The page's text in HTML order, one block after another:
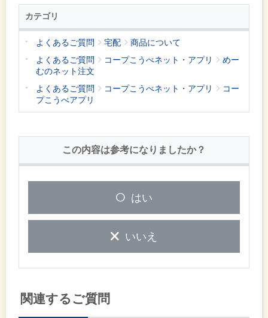
カテゴリ
よくあるご質問 宅配
商品について
よくあるご質問
コープこうべネット・アプリ
めー
むのネット注文
よくあるご質問
コープこうべネット・アプリ
コー
プこうべアプリ
この内容は参考になりましたか？
はい
いいえ
関連するご質問